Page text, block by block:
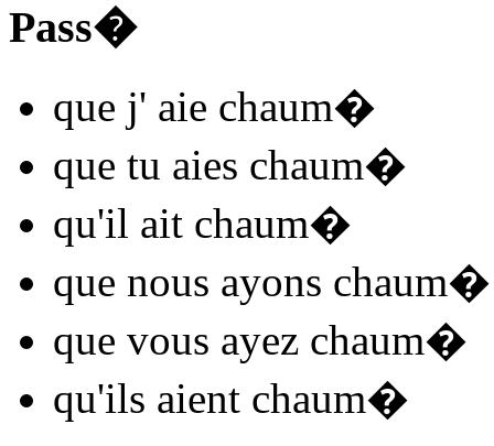
Pass�
que j' aie chaum�
que tu aies chaum�
qu'il ait chaum�
que nous ayons chaum�
que vous ayez chaum�
qu'ils aient chaum�